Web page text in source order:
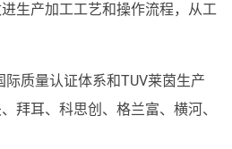
生产加工工艺和操作流程，从工
质量认证体系和TUV莱茵生产
拜耳、科思创、格兰富、横河、